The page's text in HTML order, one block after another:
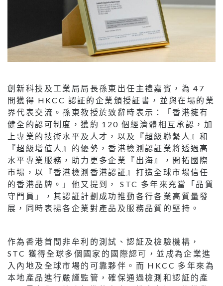
創新科技及工業局局長孫東出任主禮嘉賓，為 47
間獲得 HKCC 認証的企業頒授証書，並與在場的業
界代表交流。孫東教授於致辭時表示：「香港擁有
健全的認可制度，獲約 120 個經濟體相互承認，加
上專業的技術水平及人才，以及『超級聯繫人』和
『超級增值人』的優勢，香港檢測認証業將透過高
水平專業服務，助力更多企業『出海』，開拓國際
市場，以『香港檢測香港認証』打造全球市場信任
的香港品牌。」他又提到， STC 多年來充當「品質
守門員」，其認証計劃成功推動各行各業高質量發
展，同時表揚各企業對產品及服務品質的堅持。
作為香港首間非牟利的測試、認証及檢驗機構，
STC 獲得全球多個國家的國際認可，並成為企業進
入內地及全球市場的可靠夥伴。而 HKCC 多年來為
本地產品進行嚴謹監管，確保通過檢測和認証的產